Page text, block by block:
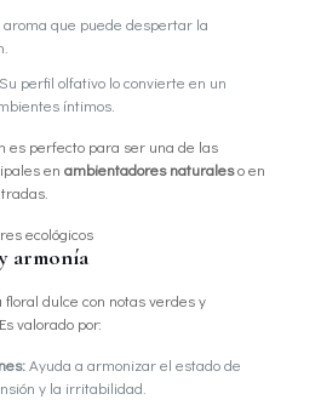
que puede despertar la
perfil olfativo lo convierte en un
íntimos.
es perfecto para ser una de las
en ambientadores naturaleso en
armonía
dulce con notas verdes y
valorado por:
Ayuda a armonizar el estado de
y la irritabilidad.